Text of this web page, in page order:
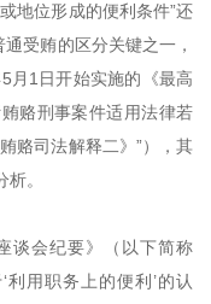
地位形成的便利条件”还
受贿的区分关键之一，
月1日开始实施的《最高
赂刑事案件适用法律若
赂司法解释二》”），其
。
谈会纪要》（以下简称
利用职务上的便利’的认